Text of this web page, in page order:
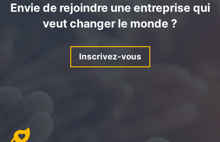
Envie de rejoindre une entreprise qui
veut changer le monde ?
Inscrivez-vous